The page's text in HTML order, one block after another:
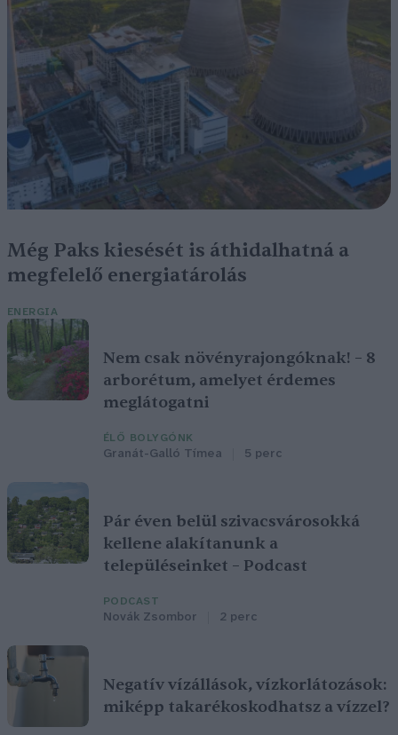
Még Paks kiesését is áthidalhatná a
megfelelő energiatárolás
ENERGIA
Nem csak növényrajongóknak! – 8
arborétum, amelyet érdemes
meglátogatni
ÉLŐ BOLYGÓNK
Granát-Galló Tímea 5 perc
Pár éven belül szivacsvárosokká
kellene alakítanunk a
településeinket – Podcast
PODCAST
Novák Zsombor 2 perc
Negatív vízállások, vízkorlátozások:
miképp takarékoskodhatsz a vízzel?